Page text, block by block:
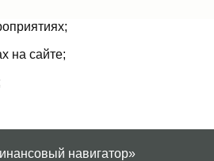
на сайте;
навигатор»